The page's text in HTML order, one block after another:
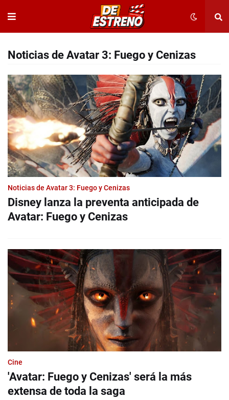
Noticias de Avatar 3: Fuego y Cenizas
Noticias de Avatar 3: Fuego y Cenizas
Disney lanza la preventa anticipada de
Avatar: Fuego y Cenizas
Cine
'Avatar: Fuego y Cenizas' será la más
extensa de toda la saga